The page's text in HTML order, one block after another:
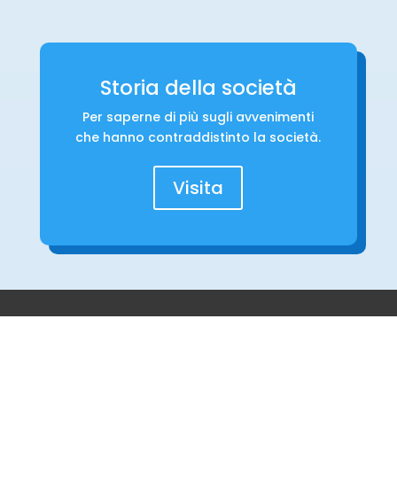
Storia della società
Per saperne di più sugli avvenimenti
che hanno contraddistinto la società.
Visita